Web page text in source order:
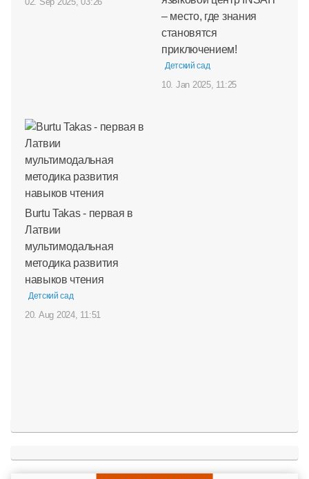
– место, где знания
становятся
приключением!
Детский сад
10. Jan 2025, 11:25
Burtu Takas - первая в
Латвии
мультимодальная
методика развития
навыков чтения
Детский сад
20. Aug 2024, 11:51